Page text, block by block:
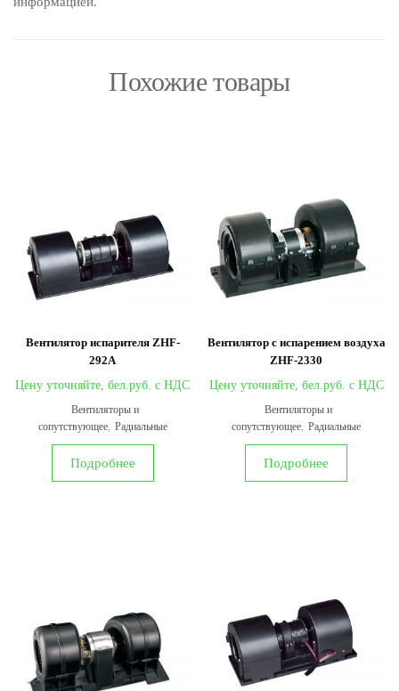
Похожие товары
Вентилятор испарителя ZHF-
292A
Цену уточняйте,
Вентиляторы и
сопутствующее, Радиальные
Подробнее
Вентилятор с испарением воздуха
ZHF-2330
Цену уточняйте,
Вентиляторы и
сопутствующее, Радиальные
Подробнее